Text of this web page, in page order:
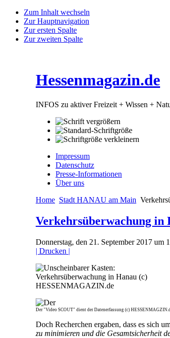
Zum Inhalt wechseln
Zur Hauptnavigation
Zur ersten Spalte
Zur zweiten Spalte
Hessenmagazin.de
INFOS zu aktiver Freizeit + Wissen +
Impressum
Datenschutz
Presse-Informationen
Über uns
Home Stadt HANAU am Main
Verkehrsüberwachung in
Donnerstag, den 21. September 2017 um
| Drucken |
Der "Video SCOUT" dient der Datenerfassung (c)
Doch Recherchen ergaben, dass es sich
zu minimieren und die Gesamtsicherheit